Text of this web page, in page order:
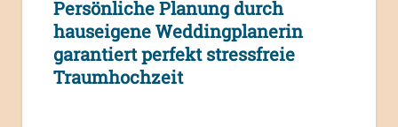
Persönliche Planung durch
hauseigene Weddingplanerin
garantiert perfekt stressfreie
Traumhochzeit